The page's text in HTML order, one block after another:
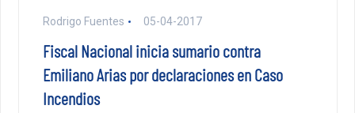
Rodrigo Fuentes 05-04-2017
Fiscal Nacional inicia sumario contra
Emiliano Arias por declaraciones en Caso
Incendios